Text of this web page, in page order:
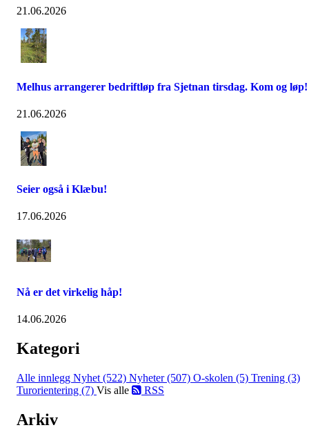
21.06.2026
Melhus arrangerer bedriftløp fra Sjetnan tirsdag. Kom og løp!
21.06.2026
Seier også i Klæbu!
17.06.2026
Nå er det virkelig håp!
14.06.2026
Kategori
Alle innlegg Nyhet (522) Nyheter (507) O-skolen (5) Trening (3)
Turorientering (7) Vis alle RSS
Arkiv